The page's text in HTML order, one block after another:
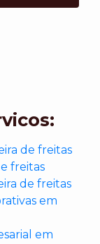
de freitas
freitas
de freitas
em
em